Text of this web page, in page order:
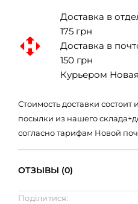
Доставка в
175 грн
Доставка в
150 грн
Курьером
Стоимость доставки состоит
посылки из нашего
согласно тарифам Новой
ОТЗЫВЫ (0)
Поділитися: